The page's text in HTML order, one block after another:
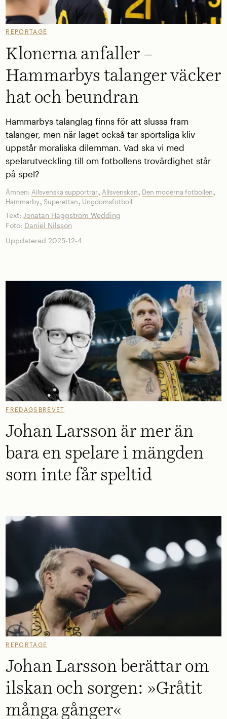
REPORTAGE
Klonerna anfaller –
Hammarbys talanger väcker
hat och beundran
Hammarbys talanglag finns för att slussa fram
talanger, men när laget också tar sportsliga kliv
uppstår moraliska dilemman. Vad ska vi med
spelarutveckling till om fotbollens trovärdighet står
på spel?
Ämnen: Allsvenska supportrar,Allsvenskan, Den moderna fotbollen,
Hammarby,Superettan, Ungdomsfotboll
Text: Jonatan Häggström Wedding
Foto: Daniel Nilsson
Uppdaterad 2025-12-4
FREDAGSBREVET
Johan Larsson är mer än
bara en spelare i mängden
som inte får speltid
REPORTAGE
Johan Larsson berättar om
ilskan och sorgen: »Gråtit
många gånger«